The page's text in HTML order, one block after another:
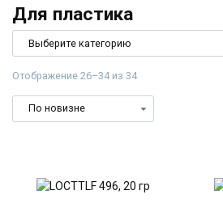
Для пластика
Отображение 26–34 из 34